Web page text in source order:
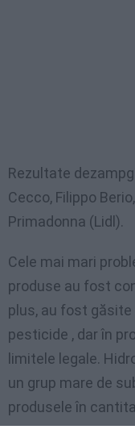
Rezultate
Cecco, Filippo
Primadonna (Lidl).
Cele mai mari
produse au fost
plus, au fost
pesticide , dar în
limitele legale.
un grup mare de
produsele în
aromatice, sau